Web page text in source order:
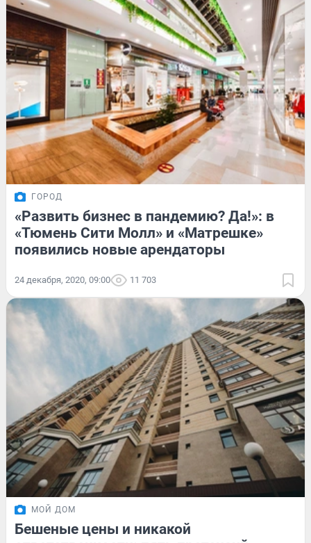
ГОРОД
«Развить бизнес в пандемию? Да!»: в
«Тюмень Сити Молл» и «Матрешке»
появились новые арендаторы
24 декабря, 2020, 09:00 11 703
МОЙ ДОМ
Бешеные цены и никакой